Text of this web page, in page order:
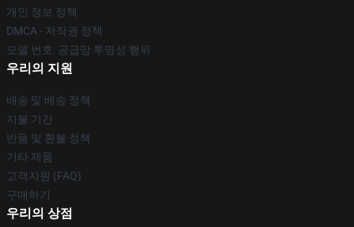
개인 정보 정책
DMCA - 저작권 정책
모델 번호: 공급망 투명성 행위
우리의 지원
배송 및 배송 정책
지불 기간
반품 및 환불 정책
기타 제품
고객지원 (FAQ)
구매하기
우리의 상점